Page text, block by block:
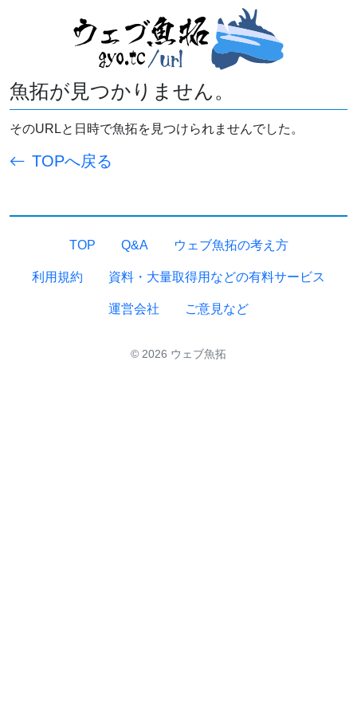
魚拓が見つかりません。
そのURLと日時で魚拓を見つけられませんでした。
TOPへ戻る
TOP Q&A ウェブ魚拓の考え方
利用規約 資料・大量取得用などの有料サービス
運営会社 ご意見など
© 2026 ウェブ魚拓